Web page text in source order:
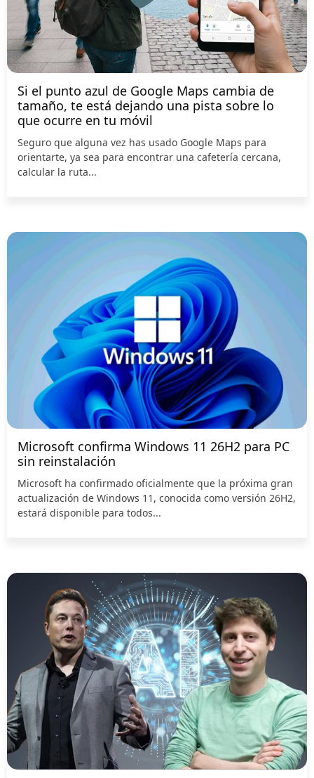
Si el punto azul de Google Maps cambia de
tamaño, te está dejando una pista sobre lo
que ocurre en tu móvil
Seguro que alguna vez has usado Google Maps para
orientarte, ya sea para encontrar una cafetería cercana,
calcular la ruta...
Microsoft confirma Windows 11 26H2 para PC
sin reinstalación
Microsoft ha confirmado oficialmente que la próxima gran
actualización de Windows 11, conocida como versión 26H2,
estará disponible para todos...